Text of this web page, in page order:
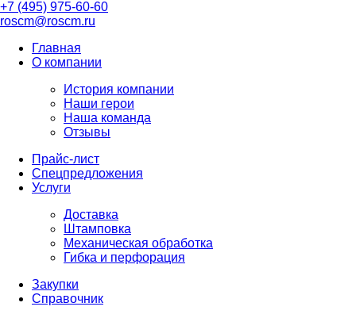
+7 (495) 975-60-60
roscm@roscm.ru
Главная
О компании
История компании
Наши герои
Наша команда
Отзывы
Прайс-лист
Спецпредложения
Услуги
Доставка
Штамповка
Механическая обработка
Гибка и перфорация
Закупки
Справочник